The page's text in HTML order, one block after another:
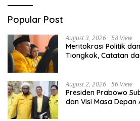
Popular Post
August 3, 2026 58 View
Meritokrasi Politik
Tiongkok, Catatan
August 2, 2026 56 View
Presiden Prabowo
dan Visi Masa Depan